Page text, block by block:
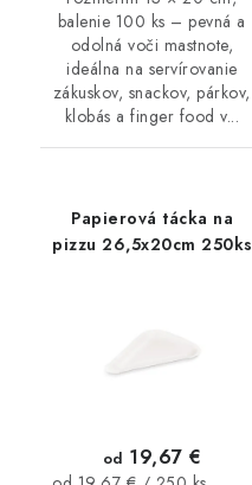
balenie 100 ks – pevná a
odolná voči mastnote,
ideálna na servírovanie
zákuskov, snackov, párkov,
klobás a finger food v...
Papierová tácka na
pizzu 26,5x20cm 250ks
od 19,67 €